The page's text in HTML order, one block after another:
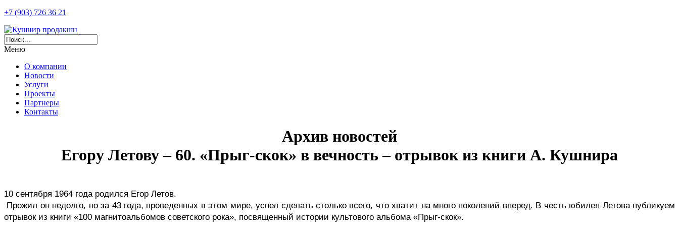
+7 (903) 726 36 21
Меню
О компании
Новости
Услуги
Проекты
Партнеры
Контакты
Архив новостей
Егору Летову – 60. «Прыг-скок» в вечность – отрывок из книги А. Кушнира
10 сентября 1964 года родился Егор Летов.
отрывок из книги «100 магнитоальбомов советского рока», посвященный истории культового альбома «Прыг-скок».